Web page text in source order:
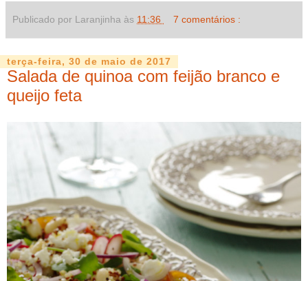
Publicado por Laranjinha às 11:36 7 comentários :
terça-feira, 30 de maio de 2017
Salada de quinoa com feijão branco e
queijo feta